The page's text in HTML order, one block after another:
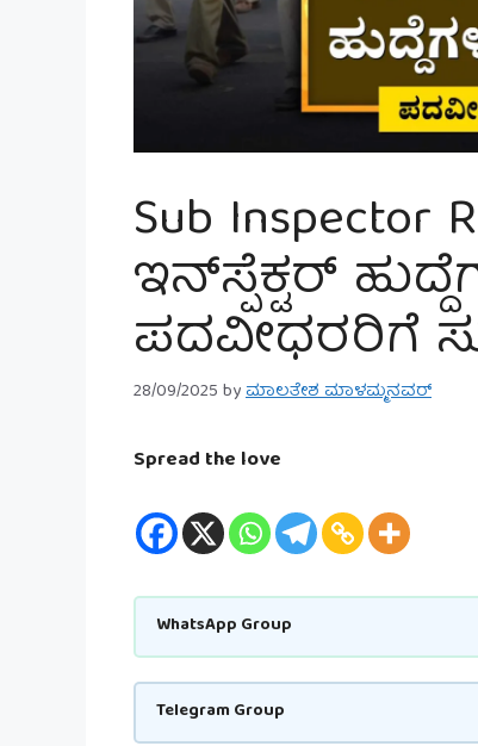
Sub Inspector
ಇನ್‌ಸ್ಪೆಕ್ಟರ್
ಪದವೀಧರರಿಗೆ
28/09/2025byಮಾಲತೇಶ ಮಾಳಮ್ಮನವರ್
Spread the love
WhatsApp Group
Telegram Group